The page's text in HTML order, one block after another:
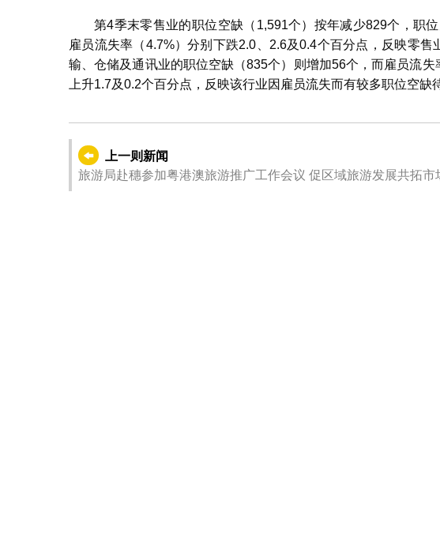
第4季末零售业的职位空缺（1,591个）按年减少829个，职
雇员流失率（4.7%）分别下跌2.0、2.6及0.4个百分点，反映零
输、仓储及通讯业的职位空缺（835个）则增加56个，而雇员流
上升1.7及0.2个百分点，反映该行业因雇员流失而有较多职位空缺
上一则新闻
旅游局赴穗参加粤港澳旅游推广工作会议 促区域旅游发展共拓市